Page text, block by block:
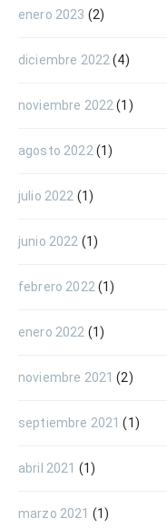
enero 2023 (2)
diciembre 2022 (4)
noviembre 2022 (1)
agosto 2022 (1)
julio 2022 (1)
junio 2022 (1)
febrero 2022 (1)
enero 2022 (1)
noviembre 2021 (2)
septiembre 2021 (1)
abril 2021 (1)
marzo 2021 (1)